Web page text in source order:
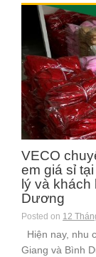
VECO
em giá sỉ
lý và
Dương
Posted on 12
Hiện nay, nhu
Giang và Bình